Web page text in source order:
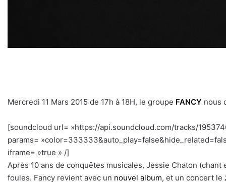
Mercredi 11 Mars 2015 de 17h à 18H, le groupe FANCY nous
[soundcloud url= »https://api.soundcloud.com/tracks/
params=
iframe= »true » /]
Après 10 ans de conquêtes musicales, Jessie Chaton
foules. Fancy revient avec un nouvel album, et un concert le